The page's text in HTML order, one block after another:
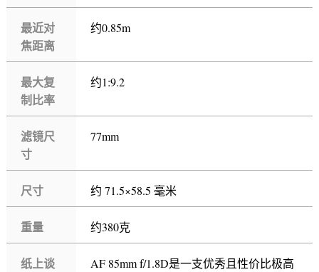
最近对
焦距离
约0.85m
最大复
制比率
约1:9.2
滤镜尺
寸
77mm
尺寸 约 71.5×58.5 毫米
重量 约380克
纸上谈
AF 85mm f/1.8D是一支优秀且性价比极高